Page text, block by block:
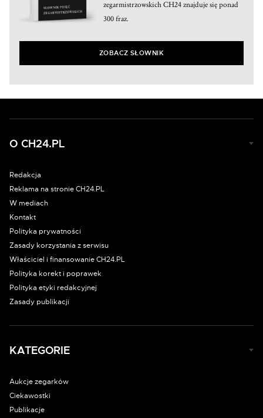
zegarmistrzowskich CH24 znajduje się ponad
300 fraz.
ZOBACZ SŁOWNIK
O CH24.PL
Redakcja
Reklama na stronie CH24.PL
W mediach
Kontakt
Polityka prywatności
Zasady korzystania z serwisu
Właściciel i finansowanie CH24.PL
Polityka korekt i poprawek
Polityka etyki redakcyjnej
Zasady publikacji
KATEGORIE
Aukcje zegarków
Ciekawostki
Publikacje